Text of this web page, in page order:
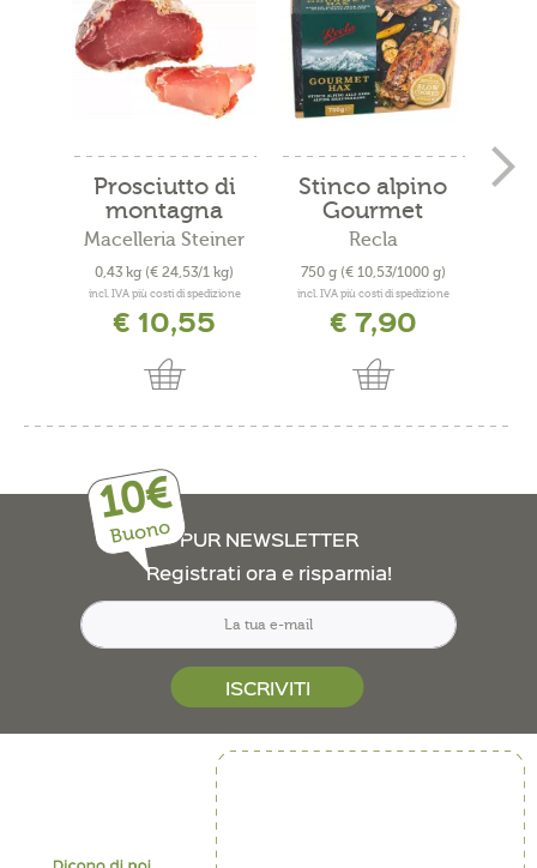
Prosciutto di
montagna
Macelleria Steiner
0,43 kg (€ 24,53/1 kg)
incl. IVA più costi di spedizione
€ 10,55
Stinco alpino
Gourmet
Recla
750 g (€ 10,53/1000 g)
incl. IVA più costi di spedizione
€ 7,90
10€
Buono PUR NEWSLETTER
Registrati ora e risparmia!
ISCRIVITI